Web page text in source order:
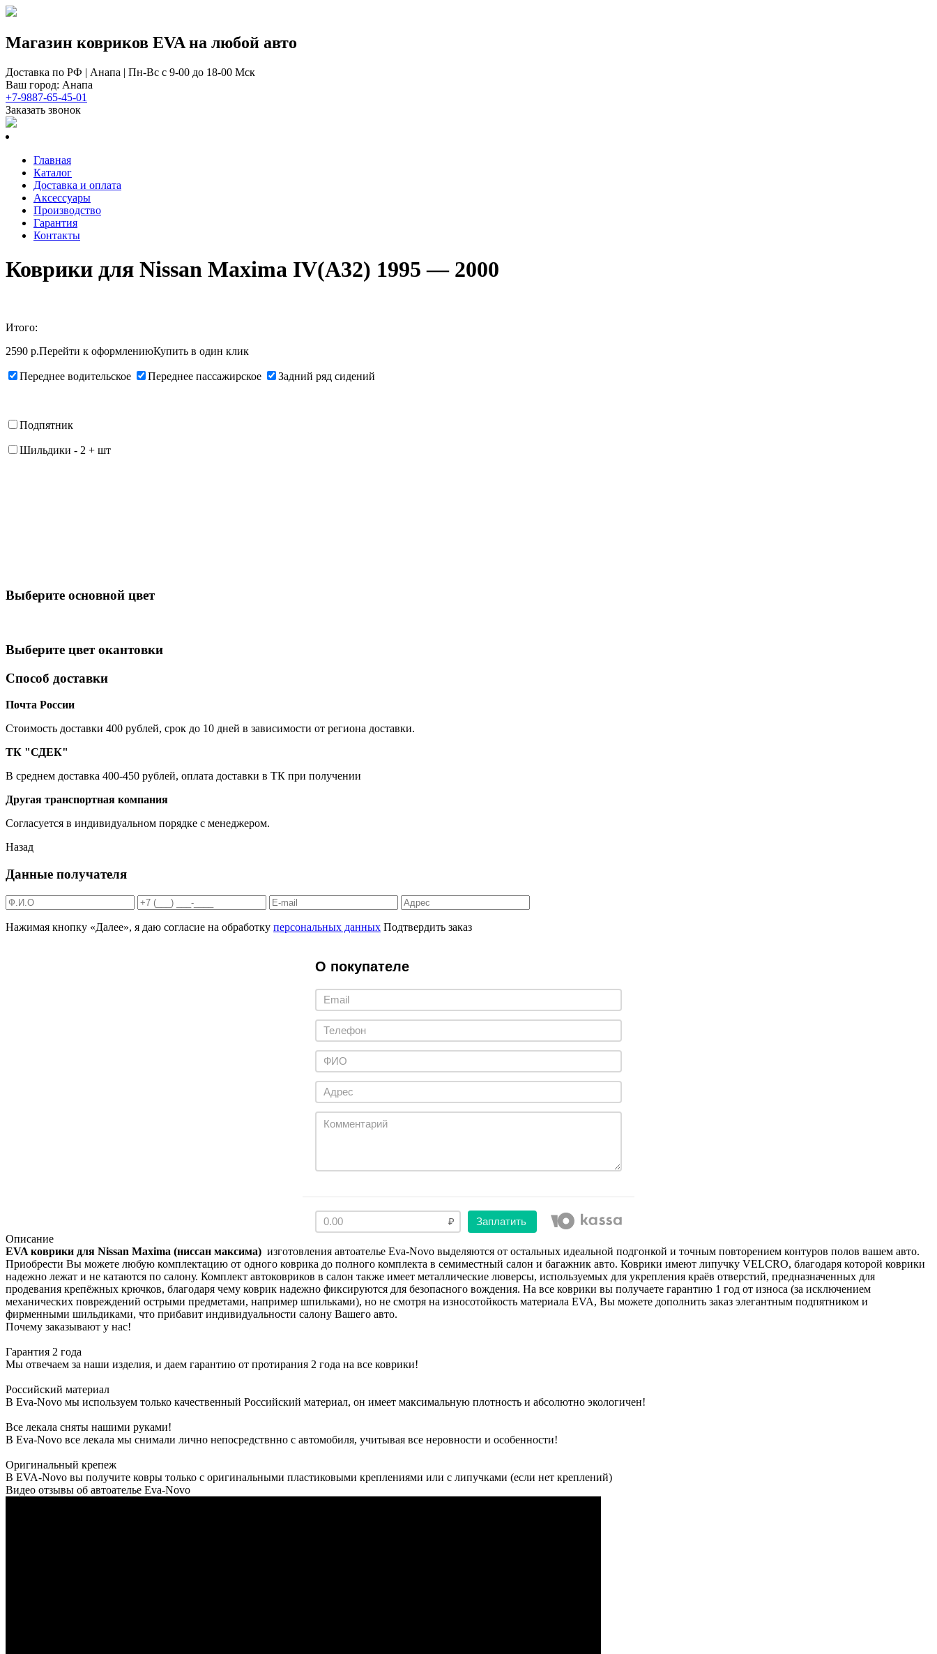
Магазин ковриков EVA ​на любой авто
Доставка по РФ | Анапа | Пн-Вс с 9-00 до 18-00 Мск
Ваш город: Анапа
+7-9887-65-45-01
Заказать звонок
Главная
Каталог
Доставка и оплата
Аксессуары
Производство
Гарантия
Контакты
Коврики для Nissan Maxima IV(A32) 1995 — 2000
Итого:
2590 р.Перейти к оформлениюКупить в один клик
Переднее водительское Переднее пассажирское Задний ряд сидений
Подпятник
Шильдики - 2 + шт
Выберите oсновной цвет
Выберите цвет окантовки
Способ доставки
Почта России
Cтоимость доставки 400 рублей, срок до 10 дней в зависимости от региона доставки.
ТК "СДЕК"
В среднем доставка 400-450 рублей, оплата доставки в ТК при получении
Другая транспортная компания
Согласуется в индивидуальном порядке с менеджером.
Назад
Данные получателя
Нажимая кнопку «Далее», я даю согласие на обработку персональных данных Подтвердить заказ
О покупателе
Заплатить
Описание
EVA коврики для Nissan Maxima (ниссан максима) изготовления автоателье Eva-Novo выделяются от остальных идеальной подгонкой и точным повторением контуров полов вашем авто.
Приобрести Вы можете любую комплектацию от одного коврика до полного комплекта в семиместный салон и багажник авто. Коврики имеют липучку VELCRO, благодаря которой коврики
надежно лежат и не катаются по салону. Комплект автоковриков в салон также имеет металлические люверсы, используемых для укрепления краёв отверстий, предназначенных для
продевания крепёжных крючков, благодаря чему коврик надежно фиксируются для безопасного вождения. На все коврики вы получаете гарантию 1 год от износа (за исключением
механических повреждений острыми предметами, например шпильками), но не смотря на износотойкость материала EVA, Вы можете дополнить заказ элегантным подпятником и
фирменными шильдиками, что прибавит индивидуальности салону Вашего авто.
Почему заказывают у нас!
Гарантия 2 года
Мы отвечаем за наши изделия, и даем гарантию от протирания 2 года на все коврики!
Российский материал
В Eva-Novo мы используем только качественный Российский материал, он имеет максимальную плотность и абсолютно экологичен!
Все лекала сняты нашими руками!
В Eva-Novo все лекала мы снимали лично непосредствнно с автомобиля, учитывая все неровности и особенности!
Оригинальный крепеж
В EVA-Novo вы получите ковры только с оригинальными пластиковыми креплениями или с липучками (если нет креплений)
Видео отзывы об автоателье Eva-Novo